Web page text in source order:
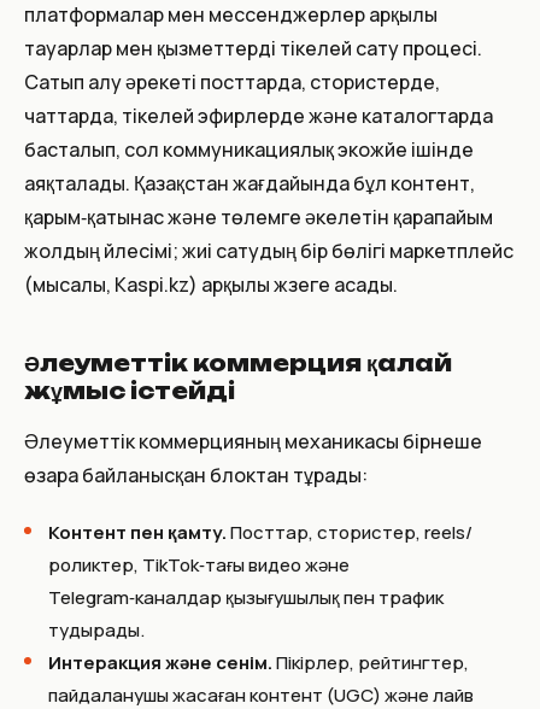
платформалар мен мессенджерлер арқылы
тауарлар мен қызметтерді тікелей сату процесі.
Сатып алу әрекеті посттарда, стористерде,
чаттарда, тікелей эфирлерде және каталогтарда
басталып, сол коммуникациялық экожүйе ішінде
аяқталады. Қазақстан жағдайында бұл контент,
қарым‑қатынас және төлемге әкелетін қарапайым
жолдың үйлесімі; жиі сатудың бір бөлігі маркетплейс
(мысалы, Kaspi.kz) арқылы жүзеге асады.
Әлеуметтік коммерция қалай
жұмыс істейді
Әлеуметтік коммерцияның механикасы бірнеше
өзара байланысқан блоктан тұрады:
Контент пен қамту.Посттар, стористер, reels/
роликтер, TikTok‑тағы видео және
Telegram‑каналдар қызығушылық пен трафик
тудырады.
Интеракция және сенім.Пікірлер, рейтингтер,
пайдаланушы жасаған контент (UGC) және лайв